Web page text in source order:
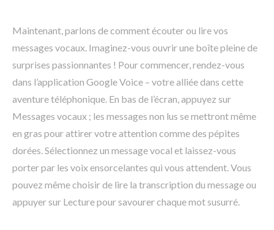
Maintenant, parlons de comment écouter ou lire vos
messages vocaux. Imaginez-vous ouvrir une boîte pleine de
surprises passionnantes ! Pour commencer, rendez-vous
dans l’application Google Voice – votre alliée dans cette
aventure téléphonique. En bas de l’écran, appuyez sur
Messages vocaux ; les messages non lus se mettront même
en gras pour attirer votre attention comme des pépites
dorées. Sélectionnez un message vocal et laissez-vous
porter par les voix ensorcelantes qui vous attendent. Vous
pouvez même choisir de lire la transcription du message ou
appuyer sur Lecture pour savourer chaque mot susurré.